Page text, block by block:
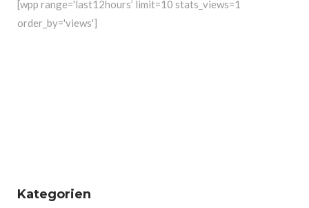
[wpp range='last12hours’ limit=10 stats_views=1
order_by='views']
Kategorien